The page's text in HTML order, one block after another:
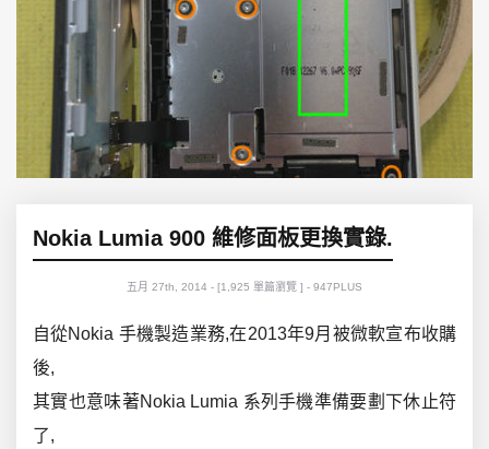
Nokia Lumia 900 維修面板更換實錄.
五月 27th, 2014 - [1,925 單篇瀏覽 ] - 947PLUS
自從Nokia 手機製造業務,在2013年9月被微軟宣布收購
後,
其實也意味著Nokia Lumia 系列手機準備要劃下休止符
了,